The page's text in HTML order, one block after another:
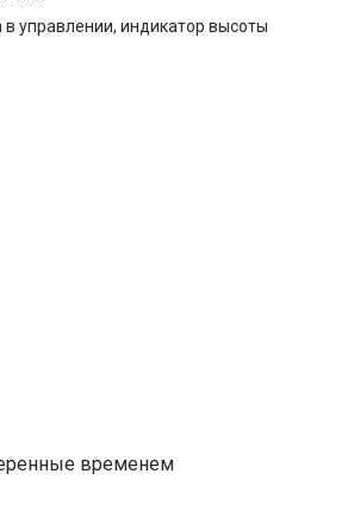
управлении, индикатор высоты
временем